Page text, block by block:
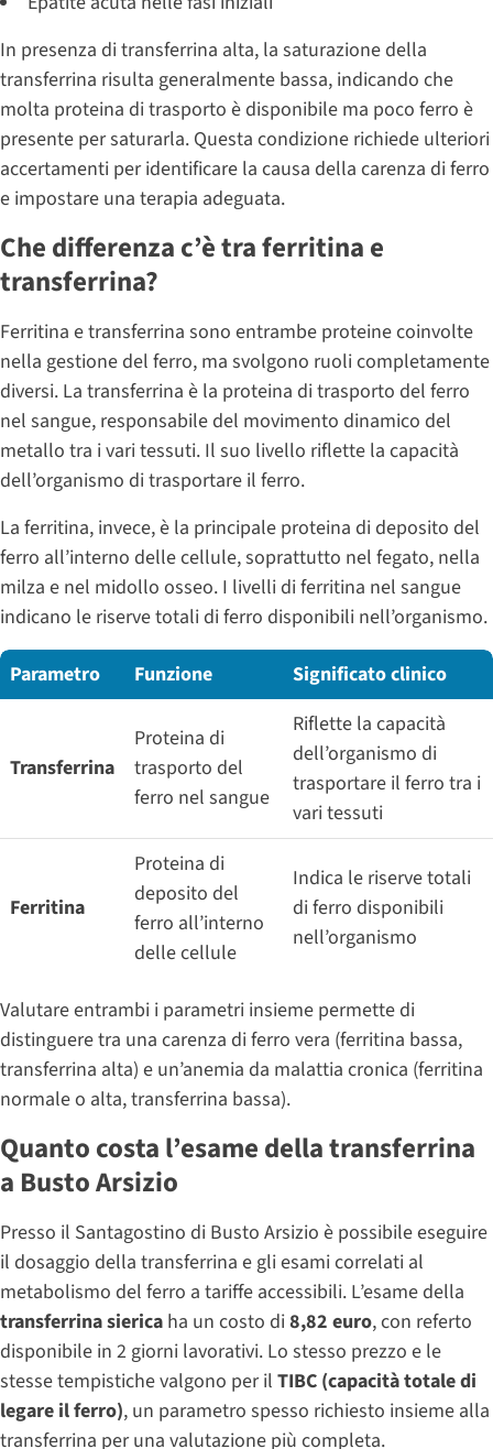
In presenza di transferrina alta, la saturazione della
transferrina risulta generalmente bassa, indicando che
molta proteina di trasporto è disponibile ma poco ferro è
presente per saturarla. Questa condizione richiede ulteriori
accertamenti per identificare la causa della carenza di ferro
e impostare una terapia adeguata.
Che differenza c’è tra ferritina e
transferrina?
Ferritina e transferrina sono entrambe proteine coinvolte
nella gestione del ferro, ma svolgono ruoli completamente
diversi. La transferrina è la proteina di trasporto del ferro
nel sangue, responsabile del movimento dinamico del
metallo tra i vari tessuti. Il suo livello riflette la capacità
dell’organismo di trasportare il ferro.
La ferritina, invece, è la principale proteina di deposito del
ferro all’interno delle cellule, soprattutto nel fegato, nella
milza e nel midollo osseo. I livelli di ferritina nel sangue
indicano le riserve totali di ferro disponibili nell’organismo.
Parametro Funzione Significato clinico
Transferrina
Proteina di
trasporto del
ferro nel sangue
Riflette la capacità
dell’organismo di
trasportare il ferro tra i
vari tessuti
Ferritina
Proteina di
deposito del
ferro all’interno
delle cellule
Indica le riserve totali
di ferro disponibili
nell’organismo
Valutare entrambi i parametri insieme permette di
distinguere tra una carenza di ferro vera (ferritina bassa,
transferrina alta) e un’anemia da malattia cronica (ferritina
normale o alta, transferrina bassa).
Quanto costa l’esame della transferrina
a Busto Arsizio
Presso il Santagostino di Busto Arsizio è possibile eseguire
il dosaggio della transferrina e gli esami correlati al
metabolismo del ferro a tariffe accessibili. L’esame della
transferrina sierica ha un costo di8,82 euro, con referto
disponibile in 2 giorni lavorativi. Lo stesso prezzo e le
stesse tempistiche valgono per il TIBC (capacità totale di
legare il ferro), un parametro spesso richiesto insieme alla
transferrina per una valutazione più completa.